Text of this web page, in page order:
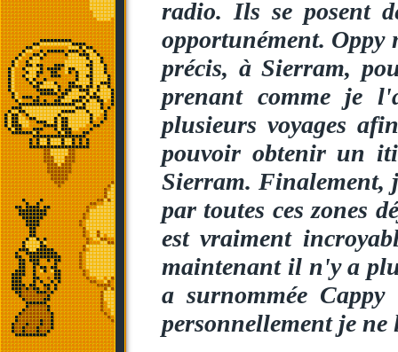
radio. Ils se posent
opportunément.
précis, à Sierram,
prenant comme je
plusieurs voyages
pouvoir obtenir un
Sierram. Finalement,
par toutes ces zones
est vraiment
maintenant il n'y a
a surnommée
personnellement je